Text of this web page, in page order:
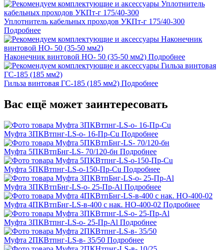
Уплотнитель кабельных проходов УКПт-г 175/40-300
Подробнее
Наконечник винтовой НО- 50 (35-50 мм2) Подробнее
Гильза винтовая ГС-185 (185 мм2) Подробнее
Вас ещё может заинтересовать
Муфта 3ПКВтпнг-LS-о- 16-Пр-Cu Подробнее
Муфта 5ПКВтпБнг-LS- 70/120-бн Подробнее
Муфта 5ПКВтпнг-LS-о-150-Пр-Cu Подробнее
Муфта 3ПКВтпБнг-LS-о- 25-Пр-Al Подробнее
Муфта 4ПКВтпБнг-LS-в-400 с нак. НО-400-02 Подробнее
Муфта 3ПКВтпнг-LS-о- 25-Пр-Al Подробнее
Муфта 2ПКВтпнг-LS-в- 35/50 Подробнее